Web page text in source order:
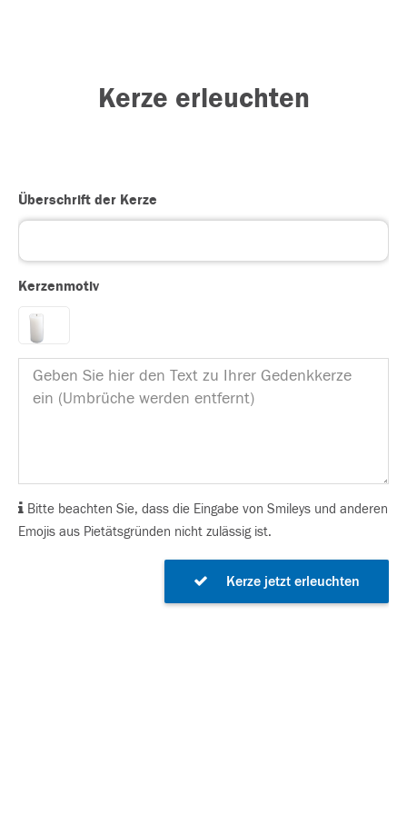
Kerze erleuchten
Überschrift der Kerze
Kerzenmotiv
Bitte beachten Sie, dass die Eingabe von Smileys und anderen
Emojis aus Pietätsgründen nicht zulässig ist.
Kerze jetzt erleuchten